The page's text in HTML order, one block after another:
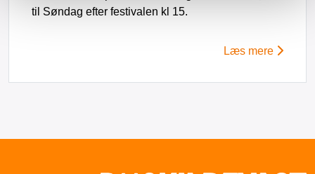
til Søndag efter festivalen kl 15.
Læs mere